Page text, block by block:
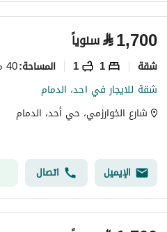
⃁1,700 سنوياً
شقة 1
1 المساحة:40 م2
شقة للايجار في احد، الدمام
شارع الخوارزمي، حي أحد، الدمام
الإيميل اتصال